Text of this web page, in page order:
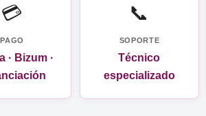
💳
PAGO
· Bizum ·
📞
SOPORTE
Técnico
especializado